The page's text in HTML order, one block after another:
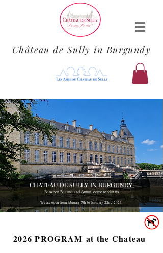
Château de Sully in Burgundy
CHATEAU DE SULLY IN BURGUNDY
Between Beaune and Autun, come to visit us
We are open from february 7th to february 22nd 2026.
2026 PROGRAM at the Chateau